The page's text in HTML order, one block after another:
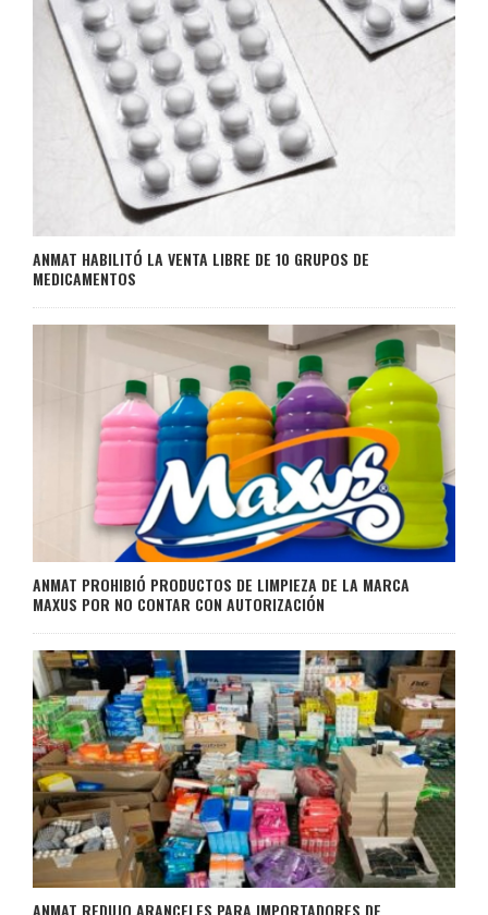
ANMAT HABILITÓ LA VENTA LIBRE DE 10 GRUPOS DE
MEDICAMENTOS
ANMAT PROHIBIÓ PRODUCTOS DE LIMPIEZA DE LA MARCA
MAXUS POR NO CONTAR CON AUTORIZACIÓN
ANMAT REDUJO ARANCELES PARA IMPORTADORES DE